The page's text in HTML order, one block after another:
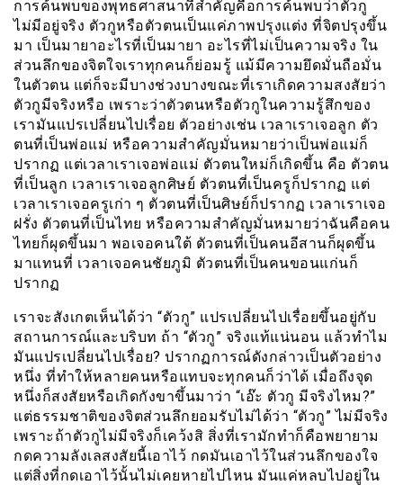
การค้นพบของพุทธศาสนาที่สำคัญคือการค้นพบว่าตัวกู
ไม่มีอยู่จริง ตัวกูหรือตัวตนเป็นแค่ภาพปรุงแต่ง ที่จิตปรุงขึ้น
มา เป็นมายาอะไรที่เป็นมายา อะไรที่ไม่เป็นความจริง ใน
ส่วนลึกของจิตใจเราทุกคนก็ย่อมรู้ แม้มีความยึดมั่นถือมั่น
ในตัวตน แต่ก็จะมีบางช่วงบางขณะที่เราเกิดความสงสัยว่า
ตัวกูมีจริงหรือ เพราะว่าตัวตนหรือตัวกูในความรู้สึกของ
เรามันแปรเปลี่ยนไปเรื่อย ตัวอย่างเช่น เวลาเราเจอลูก ตัว
ตนที่เป็นพ่อแม่ หรือความสำคัญมั่นหมายว่าเป็นพ่อแม่ก็
ปรากฏ แต่เวลาเราเจอพ่อแม่ ตัวตนใหม่ก็เกิดขึ้น คือ ตัวตน
ที่เป็นลูก เวลาเราเจอลูกศิษย์ ตัวตนที่เป็นครูก็ปรากฏ แต่
เวลาเราเจอครูเก่า ๆ ตัวตนที่เป็นศิษย์ก็ปรากฏ เวลาเราเจอ
ฝรั่ง ตัวตนที่เป็นไทย หรือความสำคัญมั่นหมายว่าฉันคือคน
ไทยก็ผุดขึ้นมา พอเจอคนใต้ ตัวตนที่เป็นคนอีสานก็ผุดขึ้น
มาแทนที่ เวลาเจอคนชัยภูมิ ตัวตนที่เป็นคนขอนแก่นก็
ปรากฏ
เราจะสังเกตเห็นได้ว่า “ตัวกู” แปรเปลี่ยนไปเรื่อยขึ้นอยู่กับ
สถานการณ์และบริบท ถ้า “ตัวกู” จริงแท้แน่นอน แล้วทำไม
มันแปรเปลี่ยนไปเรื่อย? ปรากฏการณ์ดังกล่าวเป็นตัวอย่าง
หนึ่ง ที่ทำให้หลายคนหรือแทบจะทุกคนก็ว่าได้ เมื่อถึงจุด
หนึ่งก็สงสัยหรือเกิดกังขาขึ้นมาว่า “เอ๊ะ ตัวกู มีจริงไหม?”
แต่ธรรมชาติของจิตส่วนลึกยอมรับไม่ได้ว่า “ตัวกู” ไม่มีจริง
เพราะถ้าตัวกูไม่มีจริงก็เคว้งสิ สิ่งที่เรามักทำก็คือพยายาม
กดความลังเลสงสัยนี้เอาไว้ กดมันเอาไว้ในส่วนลึกของใจ
แต่สิ่งที่กดเอาไว้นั้นไม่เคยหายไปไหน มันแค่หลบไปอยู่ใน